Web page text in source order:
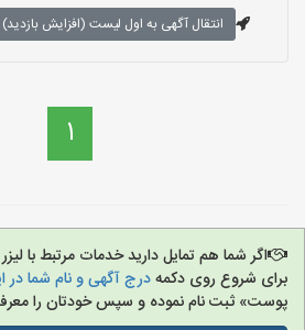
انتقال آگهی به اول لیست (افزایش بازدید)
1
اگر شما هم تمایل دارید خدمات مرتبط با
برای شروع روی دکمهدرج آگهی و نام شما
پوست» ثبت نام نموده و سپس خودتان را